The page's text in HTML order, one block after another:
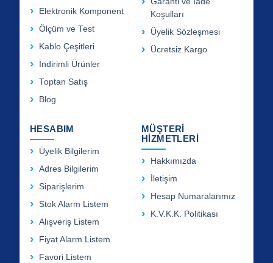
Elektronik Komponent
Ölçüm ve Test
Kablo Çeşitleri
İndirimli Ürünler
Toptan Satış
Blog
Koşulları
Üyelik Sözleşmesi
Ücretsiz Kargo
HESABIM
Üyelik Bilgilerim
Adres Bilgilerim
Siparişlerim
Stok Alarm Listem
Alışveriş Listem
Fiyat Alarm Listem
Favori Listem
MÜŞTERİ
HİZMETLERİ
Hakkımızda
İletişim
Hesap Numaralarımız
K.V.K.K. Politikası